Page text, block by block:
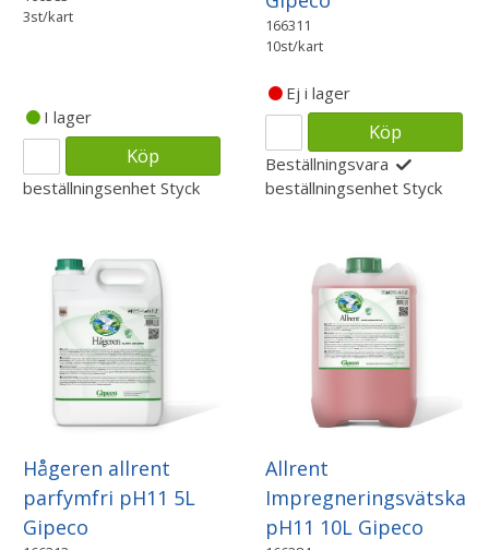
3st/kart
I lager
Köp
beställningsenhet Styck
166311
10st/kart
Ej i lager
Köp
Beställningsvara
beställningsenhet Styck
Hågeren allrent
parfymfri pH11 5L
Gipeco
Allrent
Impregneringsvätska
pH11 10L Gipeco